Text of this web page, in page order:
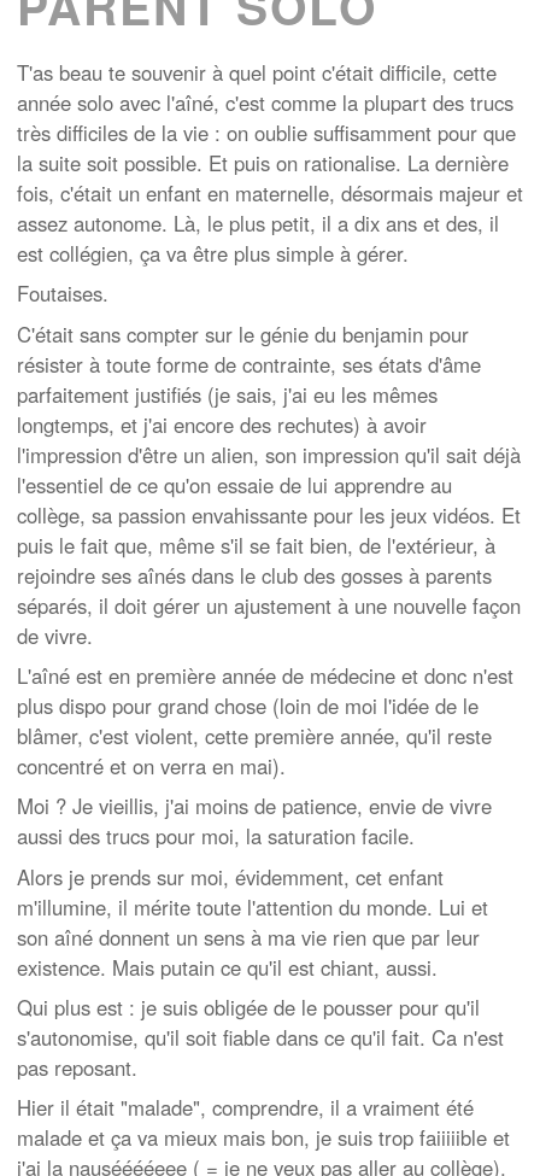
T'as beau te souvenir à quel point c'était difficile, cette
année solo avec l'aîné, c'est comme la plupart des trucs
très difficiles de la vie : on oublie suffisamment pour que
la suite soit possible. Et puis on rationalise. La dernière
fois, c'était un enfant en maternelle, désormais majeur et
assez autonome. Là, le plus petit, il a dix ans et des, il
est collégien, ça va être plus simple à gérer.
Foutaises.
C'était sans compter sur le génie du benjamin pour
résister à toute forme de contrainte, ses états d'âme
parfaitement justifiés (je sais, j'ai eu les mêmes
longtemps, et j'ai encore des rechutes) à avoir
l'impression d'être un alien, son impression qu'il sait déjà
l'essentiel de ce qu'on essaie de lui apprendre au
collège, sa passion envahissante pour les jeux vidéos. Et
puis le fait que, même s'il se fait bien, de l'extérieur, à
rejoindre ses aînés dans le club des gosses à parents
séparés, il doit gérer un ajustement à une nouvelle façon
de vivre.
L'aîné est en première année de médecine et donc n'est
plus dispo pour grand chose (loin de moi l'idée de le
blâmer, c'est violent, cette première année, qu'il reste
concentré et on verra en mai).
Moi ? Je vieillis, j'ai moins de patience, envie de vivre
aussi des trucs pour moi, la saturation facile.
Alors je prends sur moi, évidemment, cet enfant
m'illumine, il mérite toute l'attention du monde. Lui et
son aîné donnent un sens à ma vie rien que par leur
existence. Mais putain ce qu'il est chiant, aussi.
Qui plus est : je suis obligée de le pousser pour qu'il
s'autonomise, qu'il soit fiable dans ce qu'il fait. Ca n'est
pas reposant.
Hier il était "malade", comprendre, il a vraiment été
malade et ça va mieux mais bon, je suis trop faiiiiible et
j'ai la nausééééeee ( = je ne veux pas aller au collège).